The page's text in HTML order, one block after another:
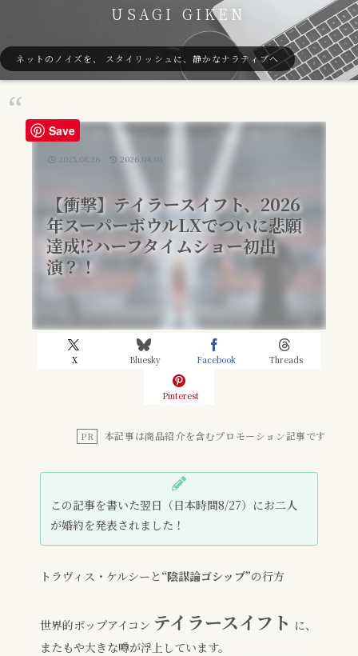
USAGI GIKEN
ネットのノイズを、 スタイリッシュに、静かなナラティブへ
【衝撃】テイラースイフト、2026
年スーパーボウルLXでついに悲願
達成!?ハーフタイムショー初出
演？！
X Bluesky Facebook Threads
Pinterest
2025.08.26 2026.04.03
PR 本記事は商品紹介を含むプロモーション記事です
この記事を書いた翌日（日本時間8/27）にお二人
が婚約を発表されました！
トラヴィス・ケルシーと “陰謀論ゴシップ”の行方
世界的ポップアイコン テイラースイフト に、
またもや大きな噂が浮上しています。
Save